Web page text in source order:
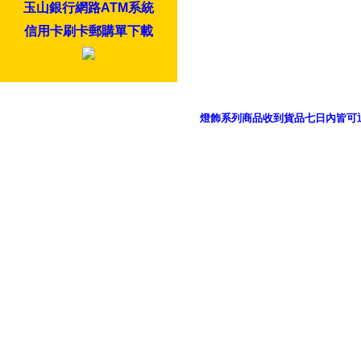
玉山銀行網路ATM系統
信用卡刷卡郵購單下載
燈飾系列商品收到貨品七日內皆